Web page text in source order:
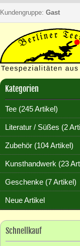
Kundengruppe: Gast
Kategorien
Tee (245 Artikel)
Literatur / Süßes (2
Zubehör (104 Artikel)
Kunsthandwerk (23
Geschenke (7 Artikel)
Neue Artikel
Schnellkauf